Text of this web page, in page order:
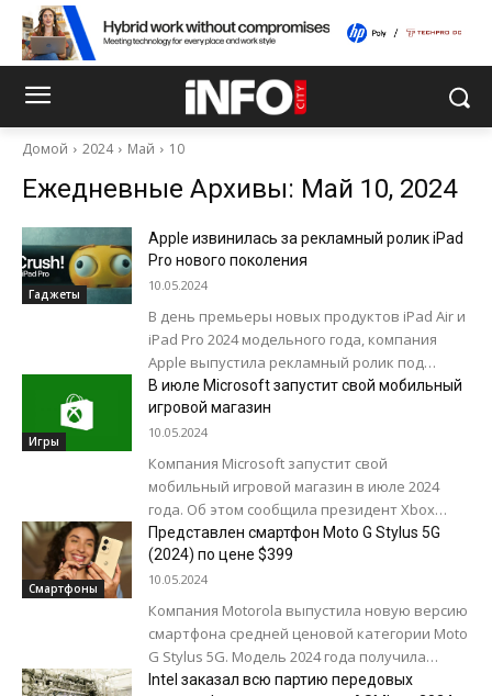
Домой 2024 Май 10
Ежедневные Архивы: Май 10, 2024
Гаджеты
Apple извинилась за рекламный ролик iPad
Pro нового поколения
10.05.2024
В день премьеры новых продуктов iPad Air и
iPad Pro 2024 модельного года, компания
Apple выпустила рекламный ролик под
названием Crush. В минутном ролике...
Игры
В июле Microsoft запустит свой мобильный
игровой магазин
10.05.2024
Компания Microsoft запустит свой
мобильный игровой магазин в июле 2024
года. Об этом сообщила президент Xbox
Сара Бонд (Sarah Bond). На момент запуска в
каталоге...
Смартфоны
Представлен смартфон Moto G Stylus 5G
(2024) по цене $399
10.05.2024
Компания Motorola выпустила новую версию
смартфона средней ценовой категории Moto
G Stylus 5G. Модель 2024 года получила
обновленный дизайн и несколько
Intel заказал всю партию передовых